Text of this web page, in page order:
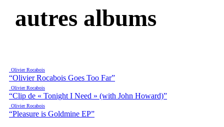
autres albums
Olivier Rocabois
“Olivier Rocabois Goes Too Far”
Olivier Rocabois
“Clip de « Tonight I Need » (with John Howard)”
Olivier Rocabois
“Pleasure is Goldmine EP”